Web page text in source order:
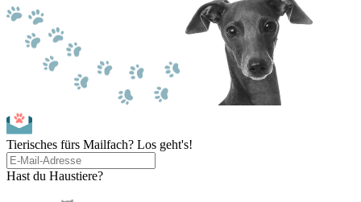
Tierisches fürs Mailfach? Los geht's!
Hast du Haustiere?